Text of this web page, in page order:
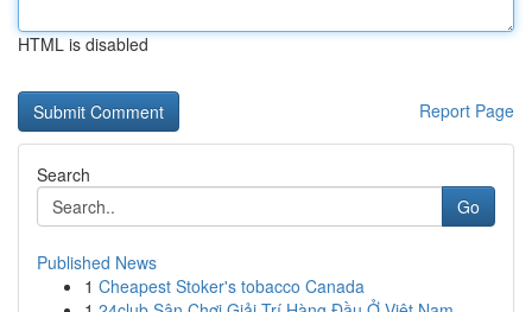
HTML is disabled
Report Page
Search
Go
Published News
1 Cheapest Stoker's tobacco Canada